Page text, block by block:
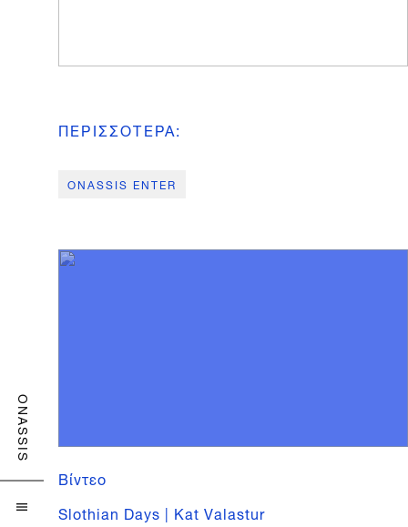
ONASSIS

ΠΕΡΙΣΣΟΤΕΡΑ:
ONASSIS ENTER
Βίντεο
Slothian Days | Kat Valastur